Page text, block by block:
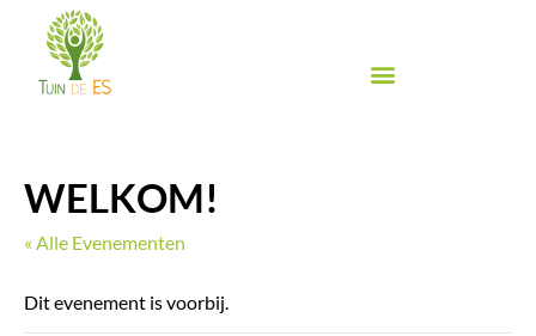
WELKOM!
« Alle Evenementen
Dit evenement is voorbij.